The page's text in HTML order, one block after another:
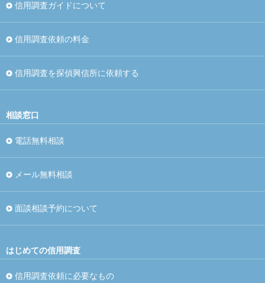
信用調査ガイドについて
信用調査依頼の料金
信用調査を探偵興信所に依頼する
相談窓口
電話無料相談
メール無料相談
面談相談予約について
はじめての信用調査
信用調査依頼に必要なもの